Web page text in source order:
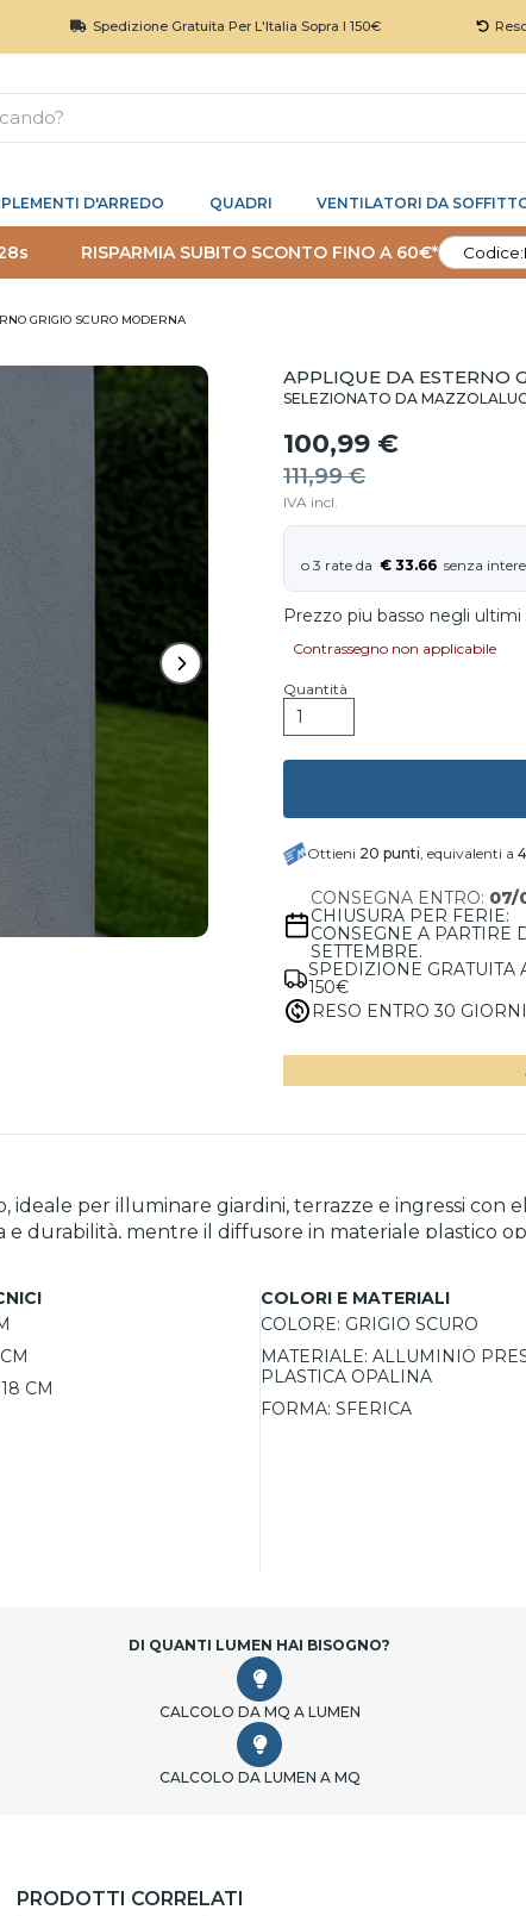
Spedizione Gratuita Per L'Italia Sopra I 150€ Reso 30 Giorni
D'ARREDO QUADRI VENTILATORI DA
RISPARMIA SUBITO SCONTO FINO A 60€* Codice:
GRIGIO SCURO MODERNA
APPLIQUE DA ESTERNO
SELEZIONATO DA
100,99 €
111,99 €
IVA incl.
€ 33.66
Prezzo piu basso negli
Contrassegno non applicabile
Quantità
Ottieni 20 punti, equivalenti a
CONSEGNA ENTRO: 07/
CHIUSURA PER FERIE:
CONSEGNE A PARTIRE
SETTEMBRE.
SPEDIZIONE GRATUITA
150€
RESO ENTRO 30 GIORNI
per illuminare giardini, terrazze e ingressi con
durabilità, mentre il diffusore in materiale plastico
acquistabili separatamente. Per un'illuminazione coordinata,
della stessa collezione.
18 CM
COLORI E MATERIALI
COLORE: GRIGIO SCURO
MATERIALE: ALLUMINIO
PLASTICA OPALINA
FORMA: SFERICA
DI QUANTI LUMEN HAI BISOGNO?
CALCOLO DA MQ A LUMEN
CALCOLO DA LUMEN A MQ
PRODOTTI CORRELATI